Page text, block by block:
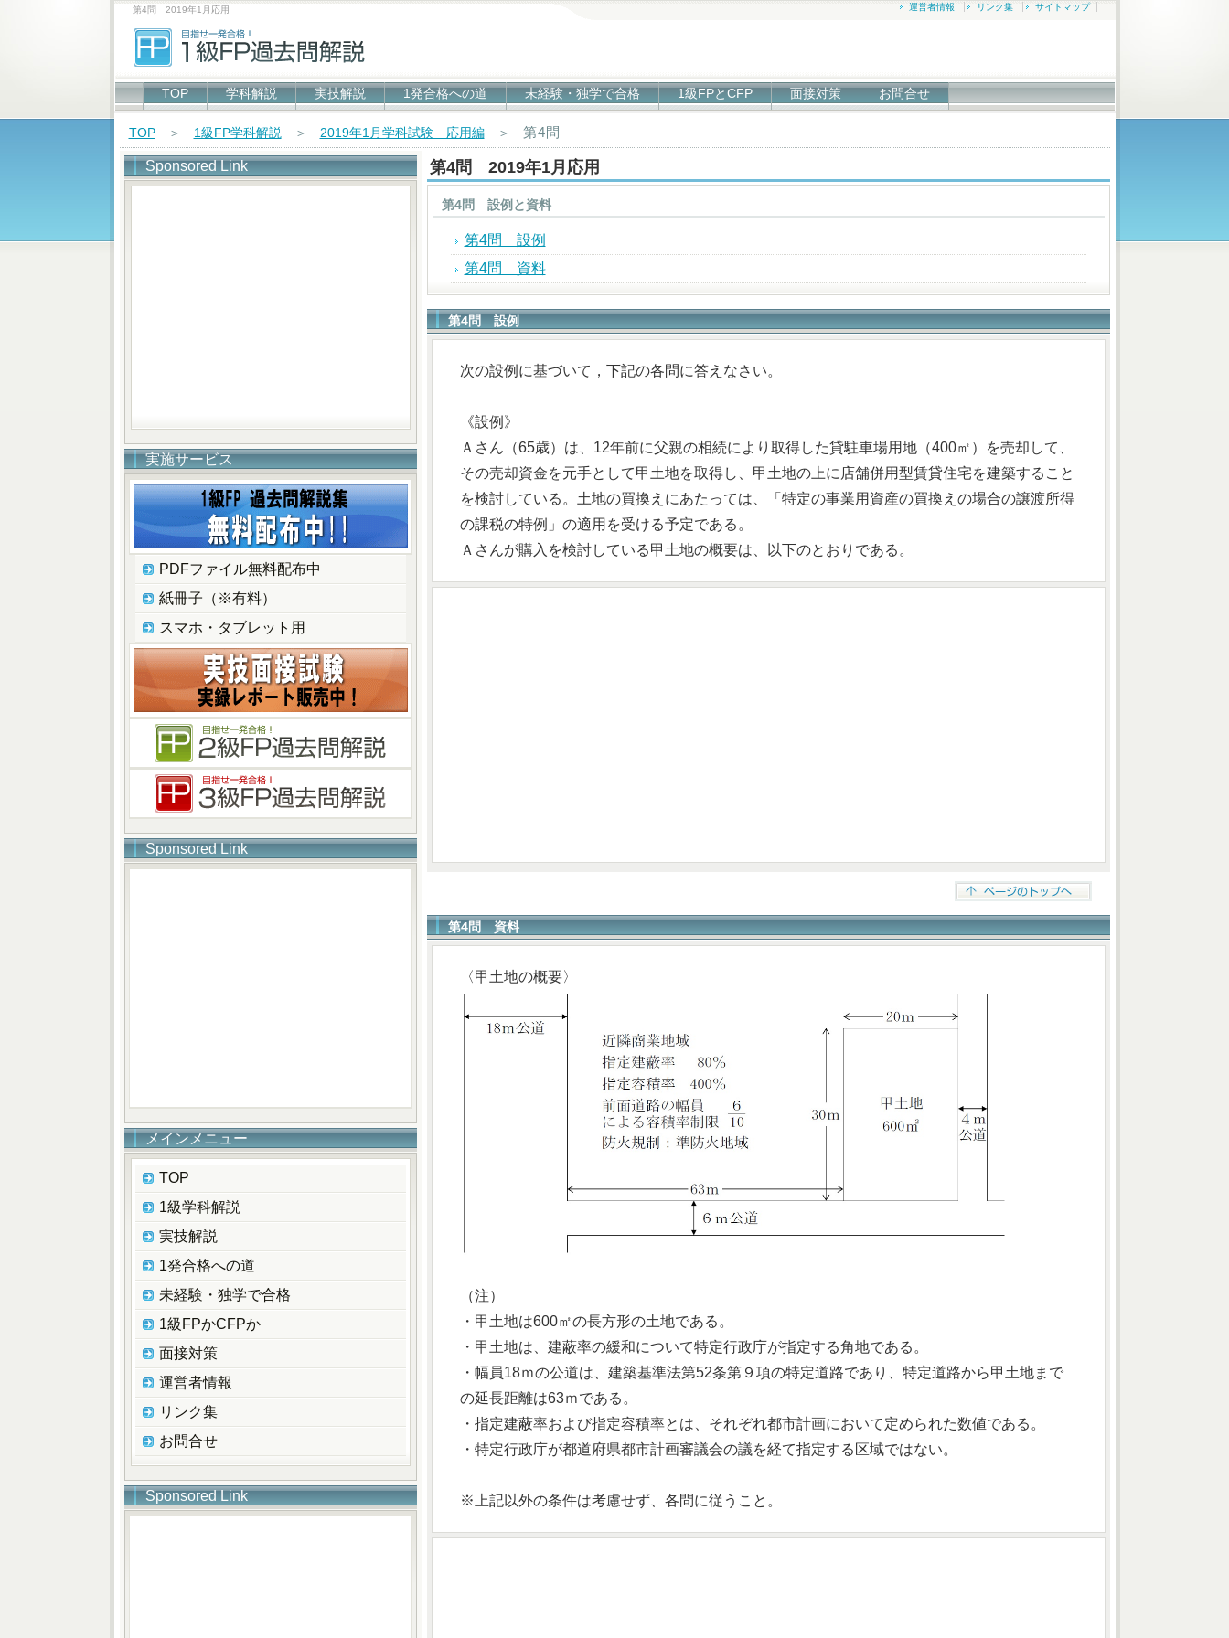
第4問 2019年1月応用 運営者情報 リンク集 サイトマップ
TOP 学科解説 実技解説 1発合格への道 未経験・独学で合格 1級FPとCFP 面接対策 お問合せ
TOP＞ 1級FP学科解説 ＞ 2019年1月学科試験 応用編＞ 第4問
第4問 2019年1月応用
第4問 設例と資料
第4問 設例
第4問 資料
第4問 設例
次の設例に基づいて，下記の各問に答えなさい。
《設例》
Ａさん（65歳）は、12年前に父親の相続により取得した貸駐車場用地（400㎡）を売却して、
その売却資金を元手として甲土地を取得し、甲土地の上に店舗併用型賃貸住宅を建築すること
を検討している。土地の買換えにあたっては、「特定の事業用資産の買換えの場合の譲渡所得
の課税の特例」の適用を受ける予定である。
Ａさんが購入を検討している甲土地の概要は、以下のとおりである。
第4問 資料
〈甲土地の概要〉
（注）
・甲土地は600㎡の長方形の土地である。
・甲土地は、建蔽率の緩和について特定行政庁が指定する角地である。
・幅員18ｍの公道は、建築基準法第52条第９項の特定道路であり、特定道路から甲土地まで
の延長距離は63ｍである。
・指定建蔽率および指定容積率とは、それぞれ都市計画において定められた数値である。
・特定行政庁が都道府県都市計画審議会の議を経て指定する区域ではない。
※上記以外の条件は考慮せず、各問に従うこと。
Sponsored Link
実施サービス
PDFファイル無料配布中
紙冊子（※有料）
スマホ・タブレット用
Sponsored Link
メインメニュー
TOP
1級学科解説
実技解説
1発合格への道
未経験・独学で合格
1級FPかCFPか
面接対策
運営者情報
リンク集
お問合せ
Sponsored Link